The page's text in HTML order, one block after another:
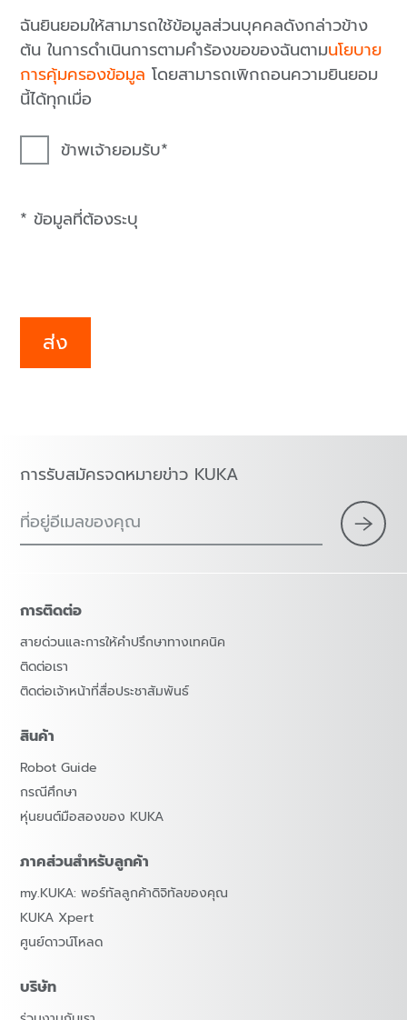
ฉันยินยอมให้สามารถใช้ข้อมูลส่วนบุคคลดังกล่าวข้าง
ต้น ในการดำเนินการตามคำร้องขอของฉันตามนโยบาย
การคุ้มครองข้อมูล โดยสามารถเพิกถอนความยินยอม
นี้ได้ทุกเมื่อ
ข้าพเจ้ายอมรับ
* ข้อมูลที่ต้องระบุ
ส่ง
การรับสมัครจดหมายข่าว KUKA
ที่อยู่อีเมลของคุณ
การติดต่อ
สายด่วนและการให้คำปรึกษาทางเทคนิค
ติดต่อเรา
ติดต่อเจ้าหน้าที่สื่อประชาสัมพันธ์
สินค้า
Robot Guide
กรณีศึกษา
หุ่นยนต์มือสองของ KUKA
ภาคส่วนสำหรับลูกค้า
my.KUKA: พอร์ทัลลูกค้าดิจิทัลของคุณ
KUKA Xpert
ศูนย์ดาวน์โหลด
บริษัท